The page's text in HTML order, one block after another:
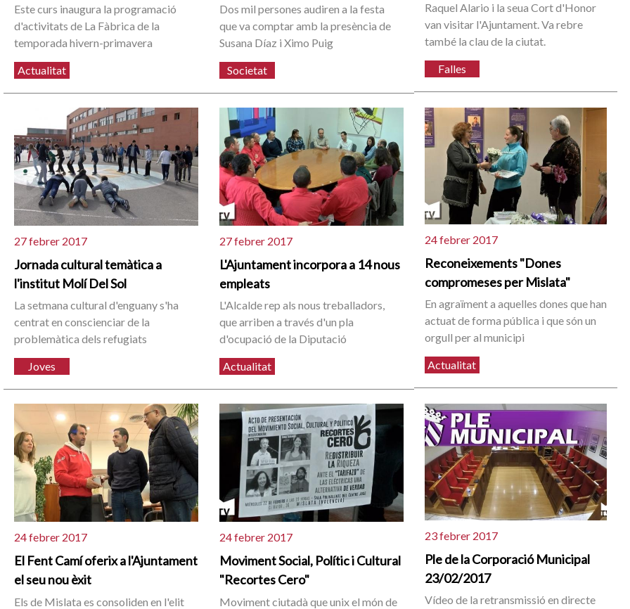
Este curs inaugura la programació
d'activitats de La Fàbrica de la
temporada hivern-primavera
Actualitat
Dos mil persones audiren a la festa
que va comptar amb la presència de
Susana Díaz i Ximo Puig
Societat
Raquel Alario i la seua Cort d'Honor
van visitar l'Ajuntament. Va rebre
també la clau de la ciutat.
Falles
27 febrer 2017
Jornada cultural temàtica a
l'institut Molí Del Sol
La setmana cultural d'enguany s'ha
centrat en conscienciar de la
problemàtica dels refugiats
Joves
27 febrer 2017
L'Ajuntament incorpora a 14 nous
empleats
L'Alcalde rep als nous treballadors,
que arriben a través d'un pla
d'ocupació de la Diputació
Actualitat
24 febrer 2017
Reconeixements "Dones
compromeses per Mislata"
En agraïment a aquelles dones que han
actuat de forma pública i que són un
orgull per al municipi
Actualitat
24 febrer 2017
El Fent Camí oferix a l'Ajuntament
el seu nou èxit
Els de Mislata es consoliden en l'elit
24 febrer 2017
Moviment Social, Polític i Cultural
"Recortes Cero"
Moviment ciutadà que unix el món de
23 febrer 2017
Ple de la Corporació Municipal
23/02/2017
Vídeo de la retransmissió en directe